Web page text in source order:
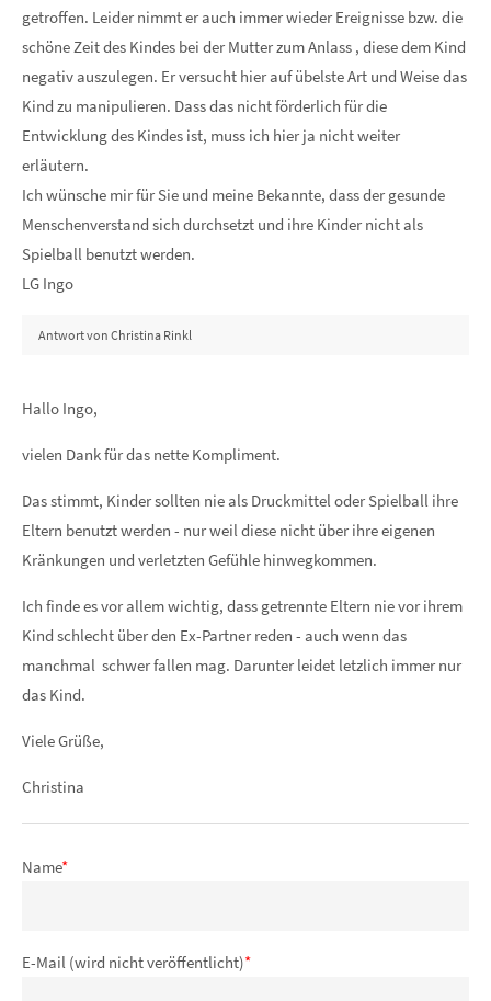
getroffen. Leider nimmt er auch immer wieder Ereignisse bzw. die
schöne Zeit des Kindes bei der Mutter zum Anlass , diese dem Kind
negativ auszulegen. Er versucht hier auf übelste Art und Weise das
Kind zu manipulieren. Dass das nicht förderlich für die
Entwicklung des Kindes ist, muss ich hier ja nicht weiter
erläutern.
Ich wünsche mir für Sie und meine Bekannte, dass der gesunde
Menschenverstand sich durchsetzt und ihre Kinder nicht als
Spielball benutzt werden.
LG Ingo
Antwort von Christina Rinkl
Hallo Ingo,
vielen Dank für das nette Kompliment.
Das stimmt, Kinder sollten nie als Druckmittel oder Spielball ihre
Eltern benutzt werden - nur weil diese nicht über ihre eigenen
Kränkungen und verletzten Gefühle hinwegkommen.
Ich finde es vor allem wichtig, dass getrennte Eltern nie vor ihrem
Kind schlecht über den Ex-Partner reden - auch wenn das
manchmal schwer fallen mag. Darunter leidet letzlich immer nur
das Kind.
Viele Grüße,
Christina
Name*
E-Mail (wird nicht veröffentlicht)*